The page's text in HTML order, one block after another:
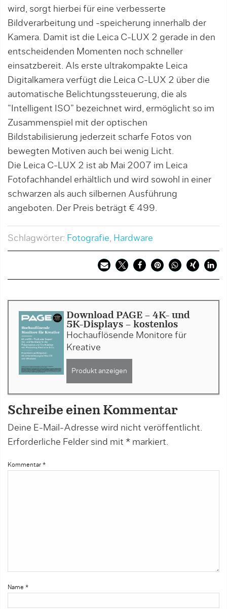
wird, sorgt hierbei für eine verbesserte
Bildverarbeitung und -speicherung innerhalb der
Kamera. Damit ist die Leica C-LUX 2 gerade in den
entscheidenden Momenten noch schneller
einsatzbereit. Als erste ultrakompakte Leica
Digitalkamera verfügt die Leica C-LUX 2 über die
automatische Belichtungssteuerung, die als
“Intelligent ISO” bezeichnet wird, ermöglicht so im
Zusammenspiel mit der optischen
Bildstabilisierung jederzeit scharfe Fotos von
bewegten Motiven auch bei wenig Licht.
Die Leica C-LUX 2 ist ab Mai 2007 im Leica
Fotofachhandel erhältlich und wird sowohl in einer
schwarzen als auch silbernen Ausführung
angeboten. Der Preis beträgt € 499.
Schlagwörter: Fotografie, Hardware
Download PAGE - 4K- und
5K-Displays - kostenlos
Hochauflösende Monitore für
Kreative
Produkt anzeigen
Schreibe einen Kommentar
Deine E-Mail-Adresse wird nicht veröffentlicht.
Erforderliche Felder sind mit * markiert.
Kommentar *
Name *